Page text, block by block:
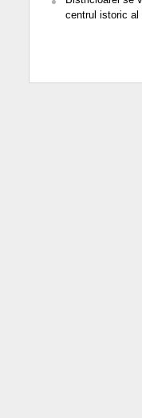
centrul istoric al